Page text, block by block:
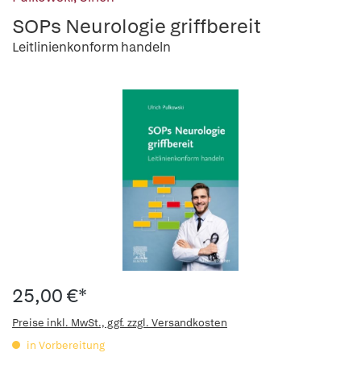
SOPs Neurologie griffbereit
Leitlinienkonform handeln
25,00 €*
Preise inkl. MwSt., ggf. zzgl. Versandkosten
in Vorbereitung